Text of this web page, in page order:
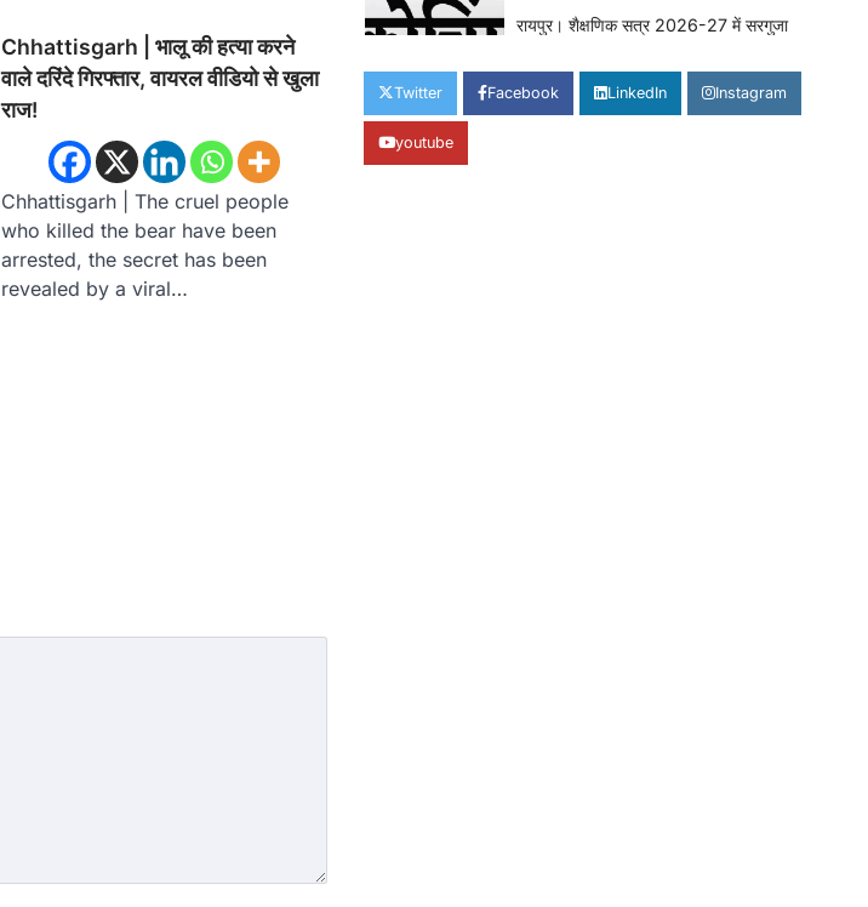
Chhattisgarh | भालू की हत्या करने
वाले दरिंदे गिरफ्तार, वायरल वीडियो से खुला
राज!
Chhattisgarh | The cruel people
who killed the bear have been
arrested, the secret has been
revealed by a viral…
3
रायपुर। शैक्षणिक सत्र 2026-27 में सरगुजा
संकाय…
Twitter Facebook LinkedIn Instagram
youtube